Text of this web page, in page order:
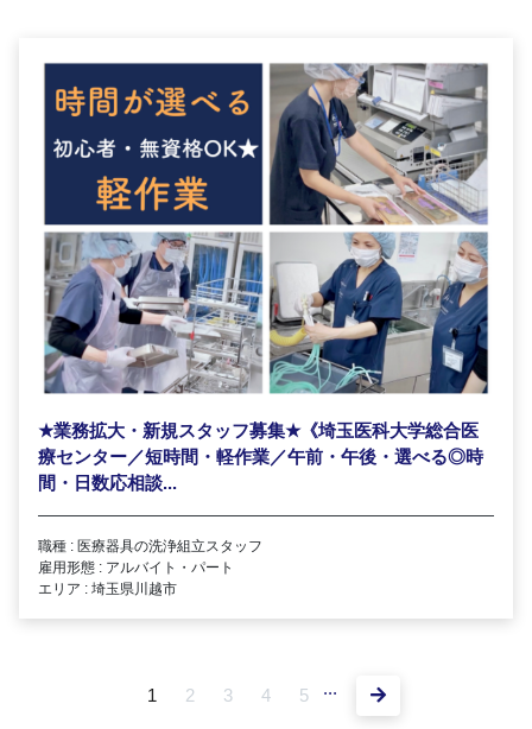
★業務拡大・新規スタッフ募集★《埼玉医科大学総合医
療センター／短時間・軽作業／午前・午後・選べる◎時
間・日数応相談...
職種 : 医療器具の洗浄組立スタッフ
雇用形態 : アルバイト・パート
エリア : 埼玉県川越市
1 2 3 4 5 ...